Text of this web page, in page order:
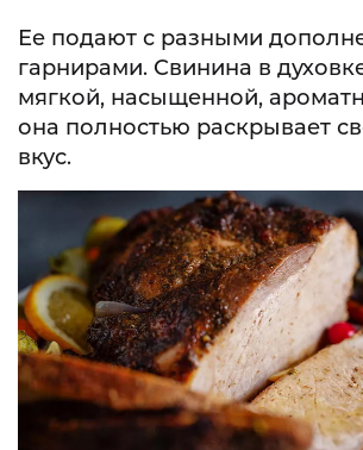
Ее подают с разными
гарнирами. Свинина в
мягкой, насыщенной,
она полностью раскрывает
вкус.